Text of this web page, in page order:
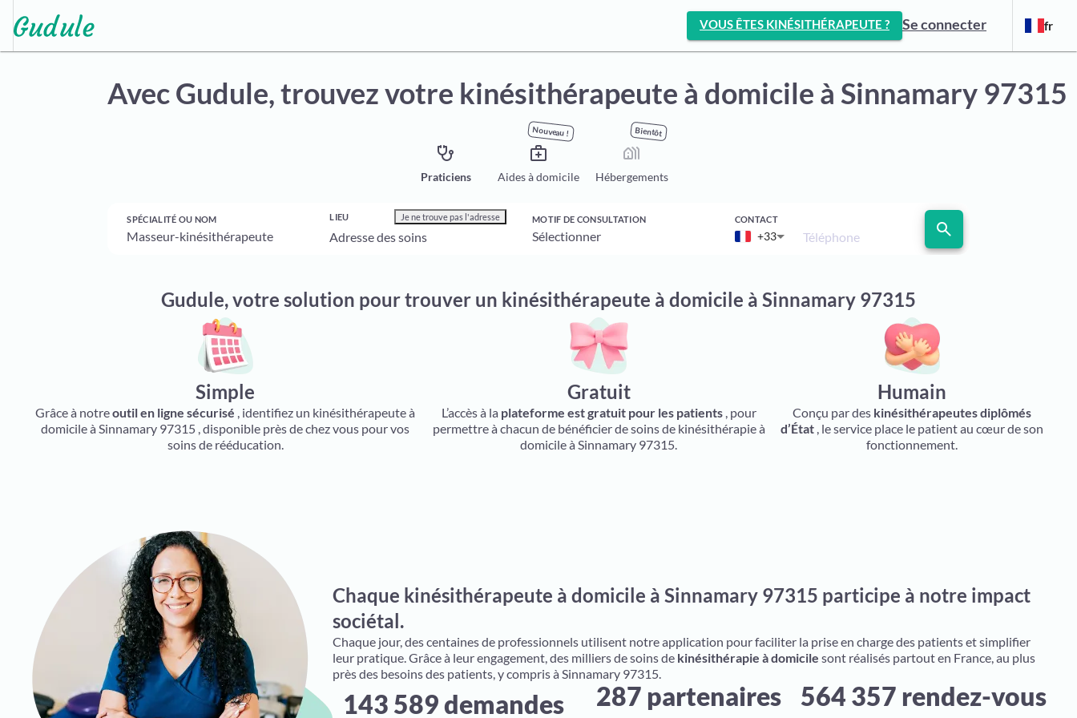
VOUS ÊTES KINÉSITHÉRAPEUTE ? Se connecter fr
Avec Gudule,trouvez votre kinésithérapeute à domicile à Sinnamary 97315
stethoscope
Praticiens
Nouveau !
medical_services
Aides à domicile
Bientôt
holiday_village
Hébergements
SPÉCIALITÉ OU NOM LIEU Je ne trouve pas l'adresse MOTIF DE CONSULTATION CONTACT
+33 Téléphone search
Gudule, votre solution pour trouver un kinésithérapeute à domicile à Sinnamary 97315
Simple
Grâce à notreoutil en ligne sécurisé , identifiez un kinésithérapeute à
domicile à Sinnamary 97315 , disponible près de chez vous pour vos
soins de rééducation.
Gratuit
L’accès à la plateforme est gratuit pour les patients, pour
permettre à chacun de bénéficier de soins de kinésithérapie à
domicile à Sinnamary 97315.
Humain
Conçu par des kinésithérapeutes diplômés
d’État , le service place le patient au cœur de son
fonctionnement.
Chaque kinésithérapeute à domicile à Sinnamary 97315 participe à notre impact
sociétal.
Chaque jour, des centaines de professionnels utilisent notre application pour faciliter la prise en charge des patients et simplifier
leur pratique. Grâce à leur engagement, des milliers de soins de kinésithérapie à domicile sont réalisés partout en France, au plus
près des besoins des patients, y compris à Sinnamary 97315.
143 589 demandes 287 partenaires 564 357 rendez-vous